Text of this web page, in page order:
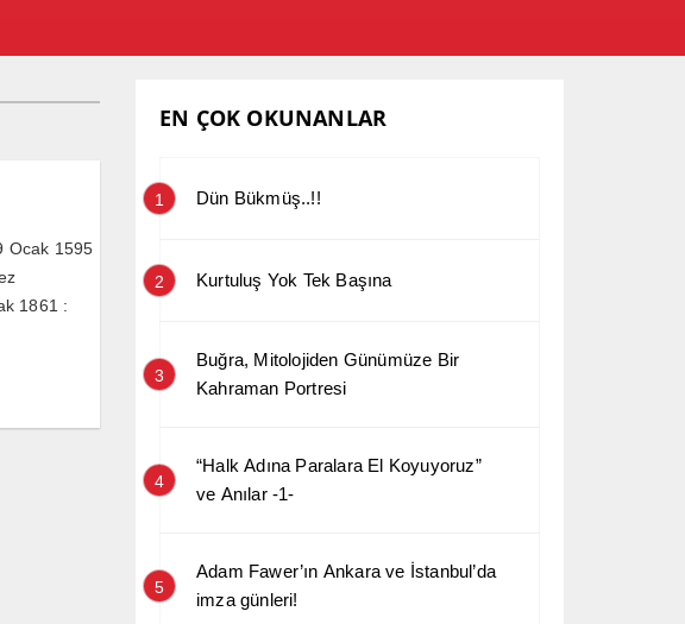
Ocak 1595
1861 :
EN ÇOK OKUNANLAR
1 Dün Bükmüş..!!
2 Kurtuluş Yok Tek Başına
3
Buğra, Mitolojiden Günümüze Bir
Kahraman Portresi
4
“Halk Adına Paralara El Koyuyoruz”
ve Anılar -1-
5
Adam Fawer’ın Ankara ve İstanbul’da
imza günleri!